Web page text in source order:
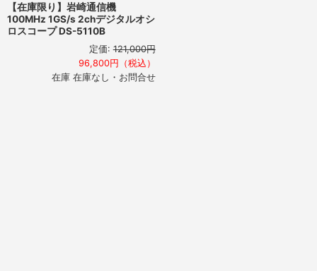
【在庫限り】岩崎通信機
100MHz 1GS/s 2chデジタルオシ
ロスコープ DS-5110B
定価: 121,000円
96,800円（税込）
在庫 在庫なし・お問合せ